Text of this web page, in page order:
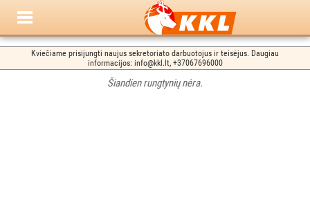
Kviečiame prisijungti naujus sekretoriato darbuotojus ir teisėjus. Daugiau
informacijos: info@kkl.lt, +37067696000
Šiandien rungtynių nėra.